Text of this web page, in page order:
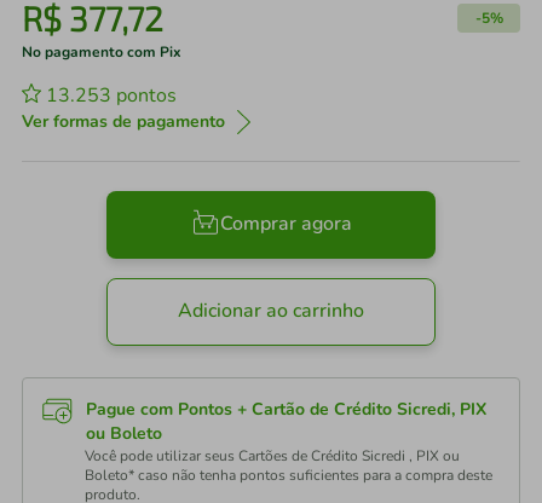
R$ 377,72 -5%
No pagamento com Pix
13.253 pontos
Ver formas de pagamento
Comprar agora
Adicionar ao carrinho
Pague com Pontos + Cartão de Crédito Sicredi, PIX
ou Boleto
Você pode utilizar seus Cartões de Crédito Sicredi , PIX ou
Boleto* caso não tenha pontos suficientes para a compra deste
produto.